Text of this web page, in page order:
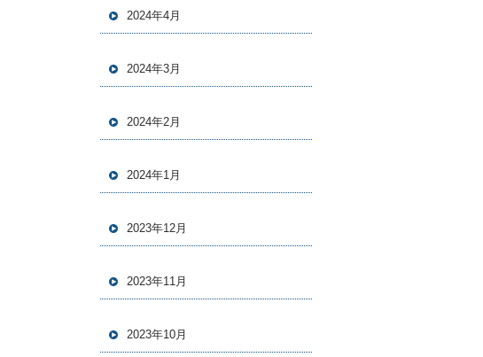
2024年4月
2024年3月
2024年2月
2024年1月
2023年12月
2023年11月
2023年10月